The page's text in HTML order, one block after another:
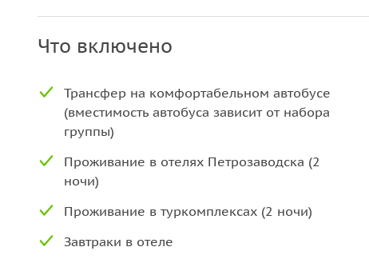
Что включено
Трансфер на комфортабельном автобусе
(вместимость автобуса зависит от набора
группы)
Проживание в отелях Петрозаводска (2
ночи)
Проживание в туркомплексах (2 ночи)
Завтраки в отеле